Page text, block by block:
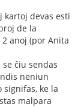
kartoj devas esti
de la
anoj (por Anita
ĉiu sendas
neniun
signifas, ke la
malpara